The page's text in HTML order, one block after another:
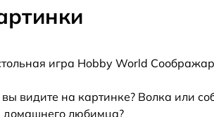
игра Hobby World
вы видите на картинке? Волка или
домашнего любимца?